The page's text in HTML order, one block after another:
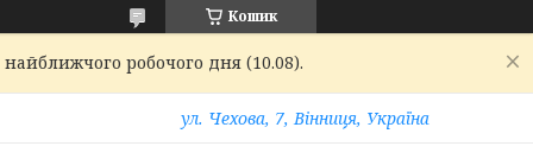
Кошик
робочого дня (10.08).
ул. Чехова, 7, Вінниця, Україна